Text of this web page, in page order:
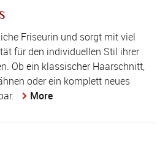
Friseurin und sorgt mit viel
für den individuellen Stil ihrer
Ob ein klassischer Haarschnitt,
oder ein komplett neues
More